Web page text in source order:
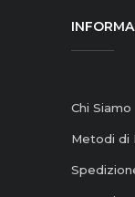
Chi Siamo
Metodi di